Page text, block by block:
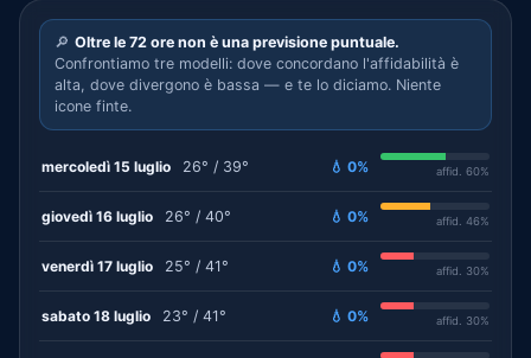
🔎 Oltre le 72 ore non è una previsione puntuale.
Confrontiamo tre modelli: dove concordano l'affidabilità è
alta, dove divergono è bassa — e te lo diciamo. Niente
icone finte.
mercoledì 15 luglio 26° / 39° 💧 0% affid. 60%
giovedì 16 luglio 26° / 40° 💧 0% affid. 46%
venerdì 17 luglio 25° / 41° 💧 0% affid. 30%
sabato 18 luglio 23° / 41° 💧 0% affid. 30%